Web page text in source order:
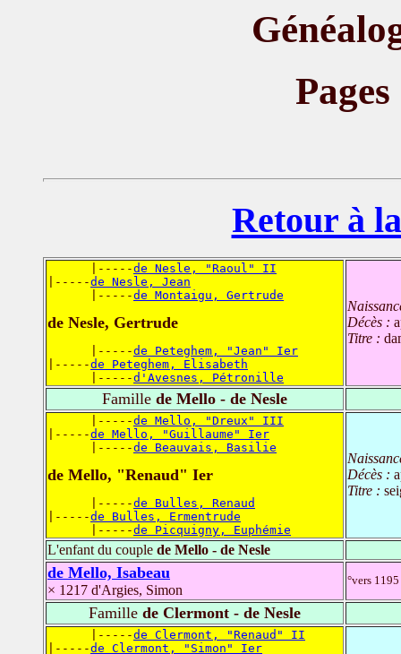
Retour à
      |-----
de Nesle, "Raoul" II
|-----de Nesle, Jean
      |-----
de Montaigu, Gertrude
de Nesle, Gertrude
      |-----
de Peteghem, "Jean" Ier
|-----de Peteghem, Elisabeth
      |-----
d'Avesnes, Pétronille
Décès :
Titre :
Famille de Mello - de Nesle
      |-----
de Mello, "Dreux" III
|-----de Mello, "Guillaume" Ier
      |-----
de Beauvais, Basilie
de Mello, "Renaud" Ier
      |-----
de Bulles, Renaud
|-----de Bulles, Ermentrude
      |-----
de Picquigny, Euphémie
Décès :
Titre :
L'enfant du couple de Mello - de Nesle
de Mello, Isabeau
× 1217 d'Argies, Simon
°vers
Famille de Clermont - de Nesle
      |-----
de Clermont, "Renaud" II
|-----de Clermont, "Simon" Ier